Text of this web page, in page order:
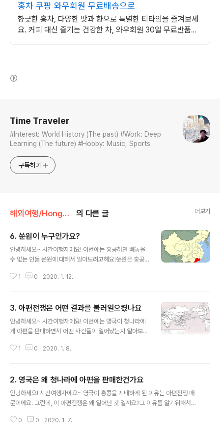
홍차 쿠팡 와우회원 무료배송으로
향긋한 홍차, 다양한 맛과 향으로 특별한 티타임을 즐겨보세
요. 커피 대신 즐기는 건강한 차, 와우회원 30일 무료반품으
Time Traveler
#Interest: World History (The past) #Work: Deep
Learning (The future) #Hobby: Music, Sports
구독하기
해외여행/HongKong(홍콩) 의 다른 글 더보기
6. 쑨원이 누구인가요?
안녕하세요~ 시간여행자에요! 이번에는 홍콩하면 빼놓을
수 없는 인물 쑨원에 대해서 알아보려고해요!쑨원은 홍콩
제스와는 달리 지금의 중국(중화인민공화국)의 사람들에게
좀 더 깊이 이해해보도록 할게요!(이번글은 위키백과에 있
는 내용들을 대부분 발췌했으니 위키백과를 참고하시는걸
추천합니다~) 쑨원은 1866년 광둥성 광저우에서 빈민한
들어가 전통적인 교육을 받던 도중 1879년 장남 쑨메이가
1 0 2020. 1. 12.
3. 아편전쟁은 어떤 결과를 불러일으켰나요
안녕하세요~ 시간여행자에요! 이번에는 영국이 청나라에
게 아편을 판매하면서 어떤 사건들이 일어났는지 알아보도
도 회사를 설립하게 됩니다. 광동 성 광저우에 무역항을 설
필요하지 않다’고 이야기 합니다. 이렇게 이야기 했던 이유
는 당시 영국이 중국에 수출하려고 했던 품목은 면화, 시계,
보석, 모직물 등이고, 영국이 중국으로부터 수입하려고 했
시 중국 중하류층들이 입고 있던 의복이 면화, 베였으며 상
1 0 2020. 1. 8.
2. 영국은 왜 청나라에 아편을 판매한건가요
안녕하세요! 시간여행자에요~ 영국이 홍콩을 지배하게 된 이유는 아편전쟁 때
문이에요. 그런데, 이 아편전쟁은 왜 일어난 것 일까요?그 이유를 알기위해서는
해 아편전쟁이 일어난 이유에 대해서 알아보도록 할께요~! '''사실 아래 글들은
0 0 2020. 1. 7.